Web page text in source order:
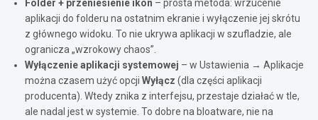
Folder + przeniesienie ikon – prosta metoda: wrzucenie
aplikacji do folderu na ostatnim ekranie i wyłączenie jej skrótu
z głównego widoku. To nie ukrywa aplikacji w szufladzie, ale
ogranicza „wzrokowy chaos”.
Wyłączenie aplikacji systemowej – w Ustawienia → Aplikacje
można czasem użyć opcji Wyłącz (dla części aplikacji
producenta). Wtedy znika z interfejsu, przestaje działać w tle,
ale nadal jest w systemie. To dobre na bloatware, nie na